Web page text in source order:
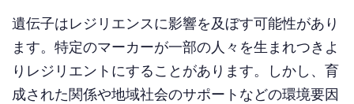
遺伝子はレジリエンスに影響を及ぼす可能性があり
ます。特定のマーカーが一部の人々を生まれつきよ
りレジリエントにすることがあります。しかし、育
成された関係や地域社会のサポートなどの環境要因